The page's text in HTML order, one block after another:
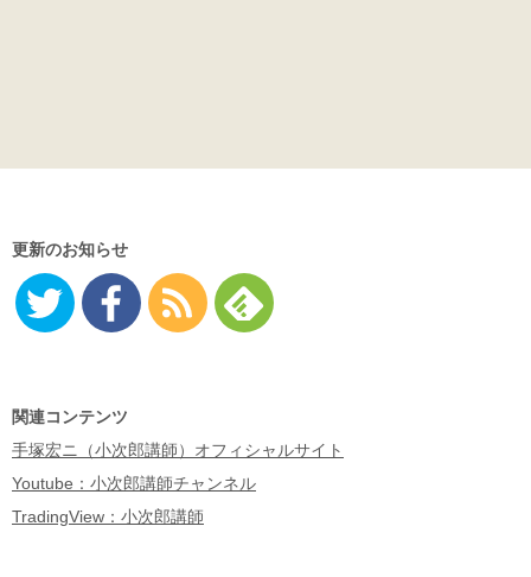
更新のお知らせ
関連コンテンツ
手塚宏ニ（小次郎講師）オフィシャルサイト
Youtube：小次郎講師チャンネル
TradingView：小次郎講師